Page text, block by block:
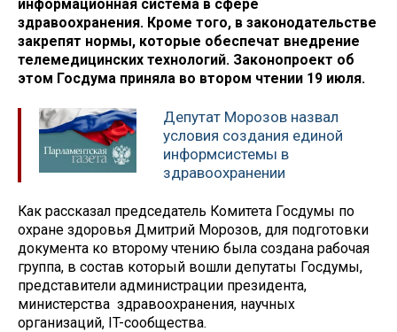
информационная система в сфере
здравоохранения. Кроме того, в законодательстве
закрепят нормы, которые обеспечат внедрение
телемедицинских технологий. Законопроект об
этом Госдума приняла во втором чтении 19 июля.
Депутат Морозов назвал
условия создания единой
информсистемы в
здравоохранении
Как рассказал председатель Комитета Госдумы по
охране здоровья Дмитрий Морозов, для подготовки
документа ко второму чтению была создана рабочая
группа, в состав который вошли депутаты Госдумы,
представители администрации президента,
министерства здравоохранения, научных
организаций, IT-сообщества.